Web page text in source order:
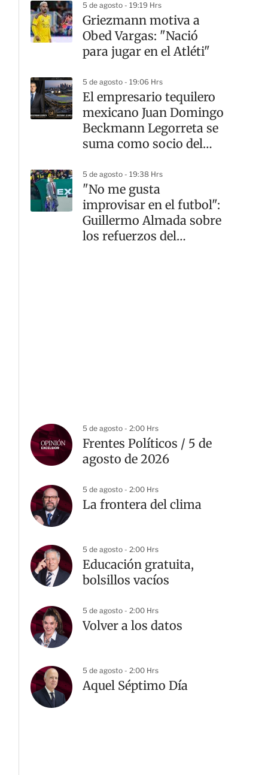
5 de agosto - 19:19 Hrs
Griezmann motiva a
Obed Vargas: "Nació
para jugar en el Atléti"
5 de agosto - 19:06 Hrs
El empresario tequilero
mexicano Juan Domingo
Beckmann Legorreta se
suma como socio del
5 de agosto - 19:38 Hrs
"No me gusta
improvisar en el futbol":
Guillermo Almada sobre
los refuerzos del
5 de agosto - 2:00 Hrs
Frentes Políticos / 5 de
agosto de 2026
5 de agosto - 2:00 Hrs
La frontera del clima
5 de agosto - 2:00 Hrs
Educación gratuita,
bolsillos vacíos
5 de agosto - 2:00 Hrs
Volver a los datos
5 de agosto - 2:00 Hrs
Aquel Séptimo Día